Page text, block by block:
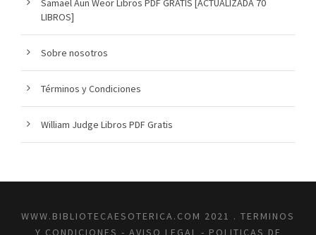
Samael Aun Weor Libros PDF GRATIS [ACTUALIZADA 70
LIBROS]
Sobre nosotros
Términos y Condiciones
William Judge Libros PDF Gratis
WWW.BIBLIOTECAESOTERICA.COM 2021 . TERMINOS
Y CONDICIONES - AVISO LEGAL - POLITICAS DE